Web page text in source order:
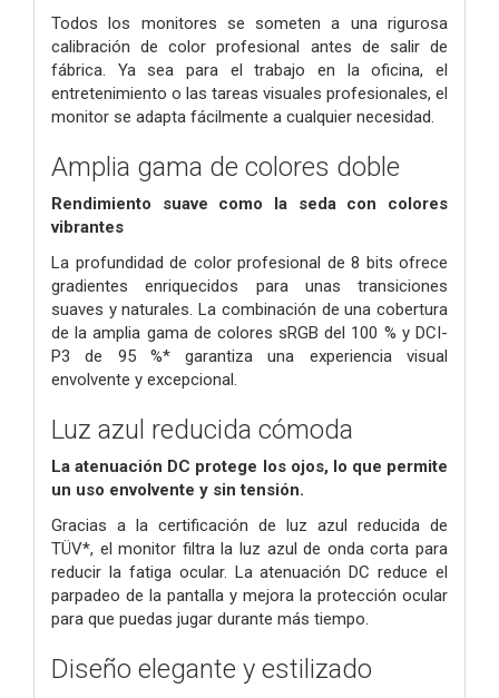
Todos los monitores se someten a una rigurosa
calibración de color profesional antes de salir de
fábrica. Ya sea para el trabajo en la oficina, el
entretenimiento o las tareas visuales profesionales, el
monitor se adapta fácilmente a cualquier necesidad.
Amplia gama de colores doble
Rendimiento suave como la seda con colores
vibrantes
La profundidad de color profesional de 8 bits ofrece
gradientes enriquecidos para unas transiciones
suaves y naturales.La combinación de una cobertura
de la amplia gama de colores sRGB del 100 % y DCI-
P3 de 95 %* garantiza una experiencia visual
envolvente y excepcional.
Luz azul reducida cómoda
La atenuación DC protege los ojos, lo que permite
un uso envolvente y sin tensión.
Gracias a la certificación de luz azul reducida de
TÜV*, el monitor filtra la luz azul de onda corta para
reducir la fatiga ocular. La atenuación DC reduce el
parpadeo de la pantalla y mejora la protección ocular
para que puedas jugar durante más tiempo.
Diseño elegante y estilizado